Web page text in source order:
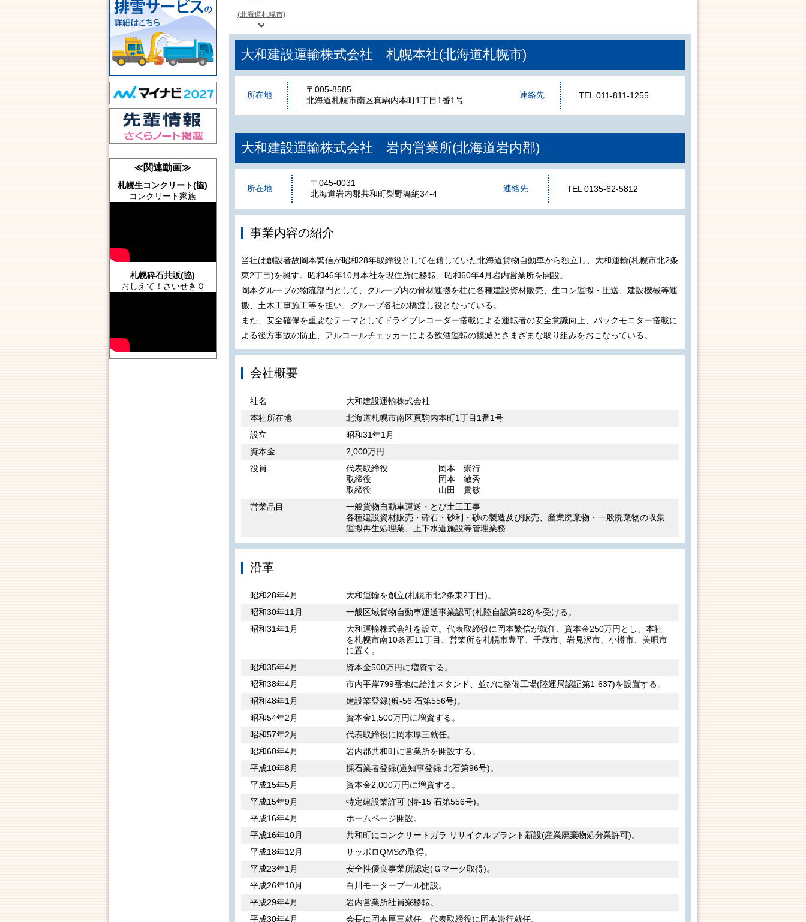
≪関連動画≫
札幌生コンクリート(協)
コンクリート家族
札幌砕石共販(協)
おしえて！さいせきＱ
(北海道札幌市)
大和建設運輸株式会社 札幌本社(北海道札幌市)
所在地
〒005-8585
北海道札幌市南区真駒内本町1丁目1番1号
連絡先 TEL 011-811-1255
大和建設運輸株式会社 岩内営業所(北海道岩内郡)
所在地
〒045-0031
北海道岩内郡共和町梨野舞納34-4
連絡先 TEL 0135-62-5812
事業内容の紹介
当社は創設者故岡本繁信が昭和28年取締役として在籍していた北海道貨物自動車から独立し、大和運輸(札幌市北2条
東2丁目)を興す。昭和46年10月本社を現住所に移転、昭和60年4月岩内営業所を開設。
岡本グループの物流部門として、グループ内の骨材運搬を柱に各種建設資材販売、生コン運搬・圧送、建設機械等運
搬、土木工事施工等を担い、グループ各社の橋渡し役となっている。
また、安全確保を重要なテーマとしてドライブレコーダー搭載による運転者の安全意識向上、バックモニター搭載に
よる後方事故の防止、アルコールチェッカーによる飲酒運転の撲滅とさまざまな取り組みをおこなっている。
会社概要
社名
大和建設運輸株式会社
本社所在地
北海道札幌市南区頁駒内本町1丁目1番1号
設立
昭和31年1月
資本金
2,000万円
役員
代表取締役 岡本 崇行
取締役 岡本 敏秀
取締役 山田 貴敏
営業品目
一般貨物自動車運送・とび土工工事
各種建設資材販売・砕石・砂利・砂の製造及び販売、産業廃棄物・一般廃棄物の収集
運搬再生処理業、上下水道施設等管理業務
沿革
昭和28年4月
大和運輸を創立(札幌市北2条東2丁目)。
昭和30年11月
一般区域貨物自動車運送事業認可(札陸自認第828)を受ける。
昭和31年1月
大和運輸株式会社を設立。代表取締役に岡本繁信が就任、資本金250万円とし、本社
を札幌市南10条西11丁目、営業所を札幌市豊平、千歳市、岩見沢市、小樽市、美唄市
に置く。
昭和35年4月
資本金500万円に増資する。
昭和38年4月
市内平岸799番地に給油スタンド、並びに整備工場(陸運局認証第1-637)を設置する。
昭和48年1月
建設業登録(般-56 石第556号)。
昭和54年2月
資本金1,500万円に増資する。
昭和57年2月
代表取締役に岡本厚三就任。
昭和60年4月
岩内郡共和町に営業所を開設する。
平成10年8月
採石業者登録(道知事登録 北石第96号)。
平成15年5月
資本金2,000万円に増資する。
平成15年9月
特定建設業許可 (特-15 石第556号)。
平成16年4月
ホームページ開設。
平成16年10月
共和町にコンクリートガラ リサイクルプラント新設(産業廃棄物処分業許可)。
平成18年12月
サッポロQMSの取得。
平成23年1月
安全性優良事業所認定(Ｇマーク取得)。
平成26年10月
白川モータープール開設。
平成29年4月
岩内営業所社員寮移転。
平成30年4月
会長に岡本厚三就任、代表取締役に岡本崇行就任。